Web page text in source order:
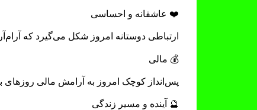
❤️ عاشقانه و احساسی
ارتباطی دوستانه امروز شکل می‌گیرد که
💰 مالی
پس‌انداز کوچک امروز به آرامش مالی روزهای
🔮 آینده و مسیر زندگی